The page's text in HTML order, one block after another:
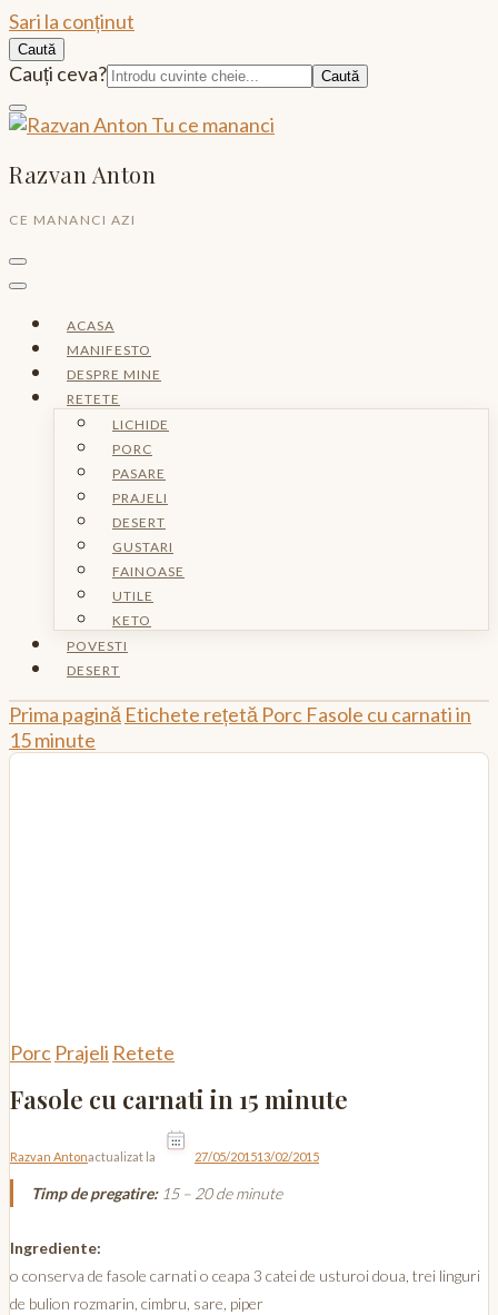
Sari la conținut
Caută
Caută:
Cauți ceva?
Razvan Anton
CE MANANCI AZI
ACASA
MANIFESTO
DESPRE MINE
RETETE
LICHIDE
PORC
PASARE
PRAJELI
DESERT
GUSTARI
FAINOASE
UTILE
KETO
POVESTI
DESERT
Prima pagină Etichete rețetă Porc Fasole cu carnati in
15 minute
Porc Prajeli Retete
Fasole cu carnati in 15 minute
Razvan Antonactualizat la 27/05/201513/02/2015
Timp de pregatire:15 – 20 de minute
Ingrediente:
o conserva de fasole carnati o ceapa 3 catei de usturoi doua, trei linguri
de bulion rozmarin, cimbru, sare, piper